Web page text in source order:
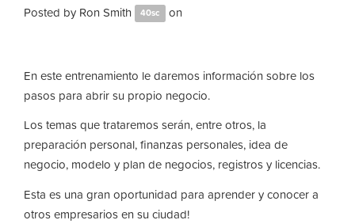
Posted by Ron Smith 40sc on
En este entrenamiento le daremos información sobre los
pasos para abrir su propio negocio.
Los temas que trataremos serán, entre otros, la
preparación personal, finanzas personales, idea de
negocio, modelo y plan de negocios, registros y licencias.
Esta es una gran oportunidad para aprender y conocer a
otros empresarios en su ciudad!